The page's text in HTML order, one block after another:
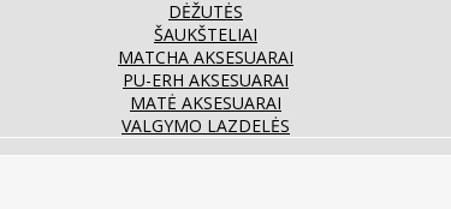
DĖŽUTĖS
ŠAUKŠTELIAI
MATCHA AKSESUARAI
PU-ERH AKSESUARAI
MATĖ AKSESUARAI
VALGYMO LAZDELĖS